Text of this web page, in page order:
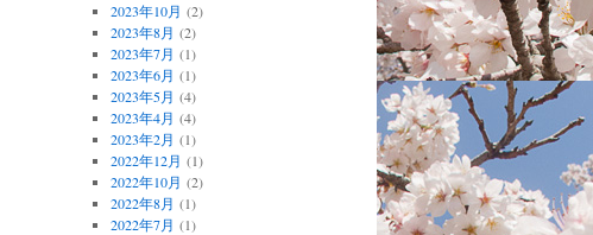
2023年10月 (2)
2023年8月 (2)
2023年7月 (1)
2023年6月 (1)
2023年5月 (4)
2023年4月 (4)
2023年2月 (1)
2022年12月 (1)
2022年10月 (2)
2022年8月 (1)
2022年7月 (1)